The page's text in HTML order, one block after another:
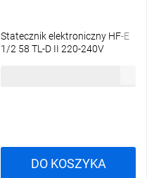
Statecznik elektroniczny HF-E
1/2 58 TL-D II 220-240V
DO KOSZYKA